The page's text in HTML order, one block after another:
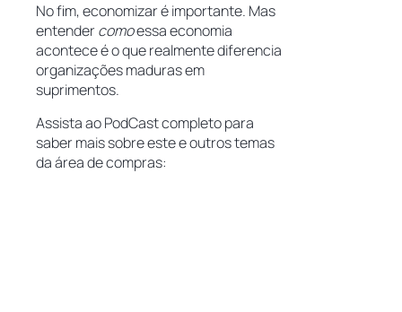
No fim, economizar é importante. Mas
entendercomoessa economia
acontece é o que realmente diferencia
organizações maduras em
suprimentos.
Assista ao PodCast completo para
saber mais sobre este e outros temas
da área de compras: